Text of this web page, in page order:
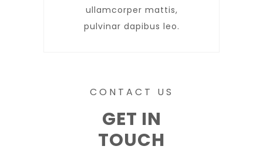
ullamcorper mattis,
pulvinar dapibus leo.
CONTACT US
GET IN
TOUCH